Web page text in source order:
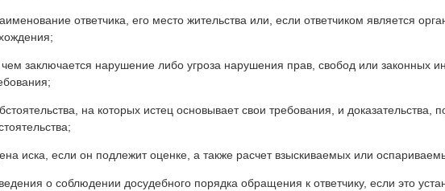
ответчика, его место жительства или, если ответчиком является
заключается нарушение либо угроза нарушения прав, свобод или законных
на которых истец основывает свои требования, и доказательства,
иска, если он подлежит оценке, а также расчет взыскиваемых или
о соблюдении досудебного порядка обращения к ответчику, если это